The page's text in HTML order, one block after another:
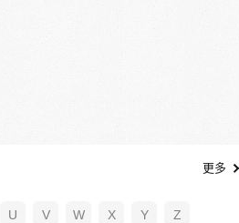
更多
U V W X Y Z